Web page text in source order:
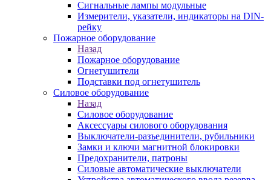
Сигнальные лампы модульные
Измерители, указатели, индикаторы на DIN-
рейку
Пожарное оборудование
Назад
Пожарное оборудование
Огнетушители
Подставки под огнетушитель
Силовое оборудование
Назад
Силовое оборудование
Аксессуары силового оборудования
Выключатели-разъединители, рубильники
Замки и ключи магнитной блокировки
Предохранители, патроны
Силовые автоматические выключатели